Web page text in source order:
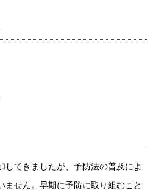
してきましたが、予防法の普及によ
ません。早期に予防に取り組むこと